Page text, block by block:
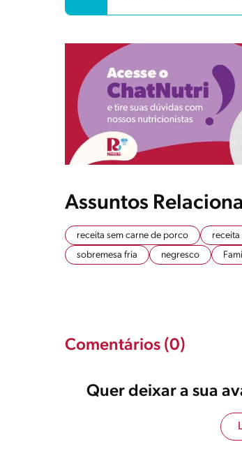
Assuntos
receita sem carne de porco receita
sobremesa fria
negresco
Comentários (0)
Quer deixar a sua